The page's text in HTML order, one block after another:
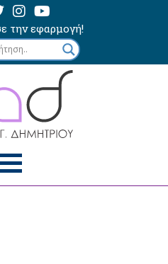
την εφαρμογή!